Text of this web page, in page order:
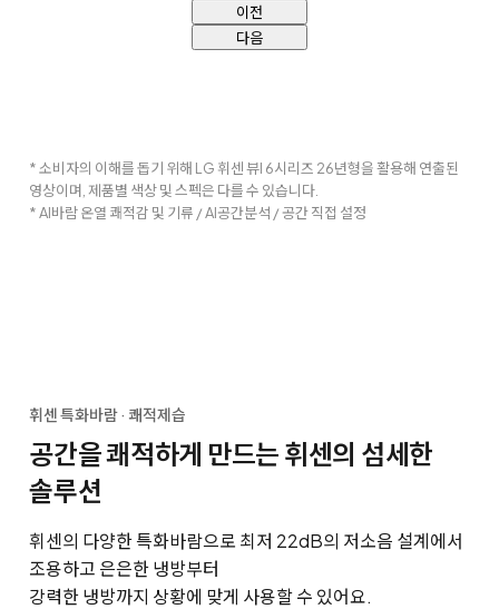
이전
다음
* 소비자의 이해를 돕기 위해 LG 휘센 뷰I 6시리즈 26년형을 활용해 연출된
영상이며, 제품별 색상 및 스펙은 다를 수 있습니다.
* AI바람 온열 쾌적감 및 기류 / AI공간분석 / 공간 직접 설정
휘센 특화바람 · 쾌적제습
공간을 쾌적하게 만드는 휘센의 섬세한
솔루션
휘센의 다양한 특화바람으로 최저 22dB의 저소음 설계에서
조용하고 은은한 냉방부터
강력한 냉방까지 상황에 맞게 사용할 수 있어요.